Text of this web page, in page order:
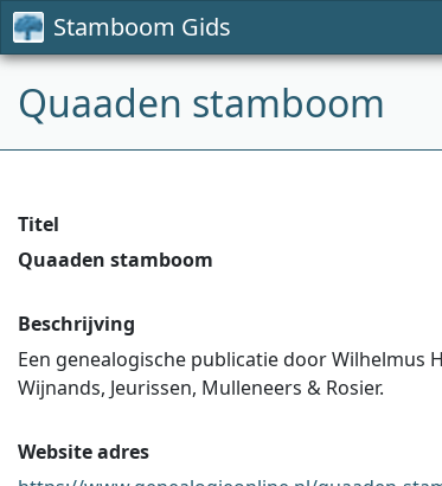
Stamboom Gids
Quaaden stamboom
Titel
Quaaden stamboom
Beschrijving
Een genealogische publicatie door Wilhelmus
Wijnands, Jeurissen, Mulleneers & Rosier.
Website adres